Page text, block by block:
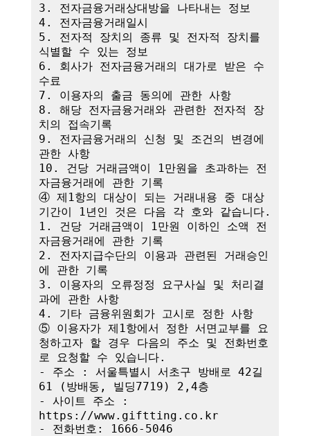
3. 전자금융거래상대방을 나타내는 정보
4. 전자금융거래일시
5. 전자적 장치의 종류 및 전자적 장치를
식별할 수 있는 정보
6. 회사가 전자금융거래의 대가로 받은 수
수료
7. 이용자의 출금 동의에 관한 사항
8. 해당 전자금융거래와 관련한 전자적 장
치의 접속기록
9. 전자금융거래의 신청 및 조건의 변경에
관한 사항
10. 건당 거래금액이 1만원을 초과하는 전
자금융거래에 관한 기록
④ 제1항의 대상이 되는 거래내용 중 대상
기간이 1년인 것은 다음 각 호와 같습니다.
1. 건당 거래금액이 1만원 이하인 소액 전
자금융거래에 관한 기록
2. 전자지급수단의 이용과 관련된 거래승인
에 관한 기록
3. 이용자의 오류정정 요구사실 및 처리결
과에 관한 사항
4. 기타 금융위원회가 고시로 정한 사항
⑤ 이용자가 제1항에서 정한 서면교부를 요
청하고자 할 경우 다음의 주소 및 전화번호
로 요청할 수 있습니다.
- 주소 : 서울특별시 서초구 방배로 42길
61 (방배동, 빌딩7719) 2,4층
- 사이트 주소 :
https://www.giftting.co.kr
- 전화번호: 1666-5046